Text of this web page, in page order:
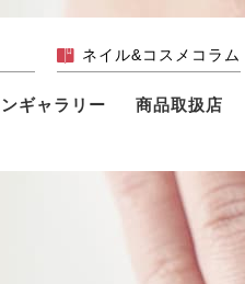
ネイル&コスメコラム
ギャラリー 商品取扱店